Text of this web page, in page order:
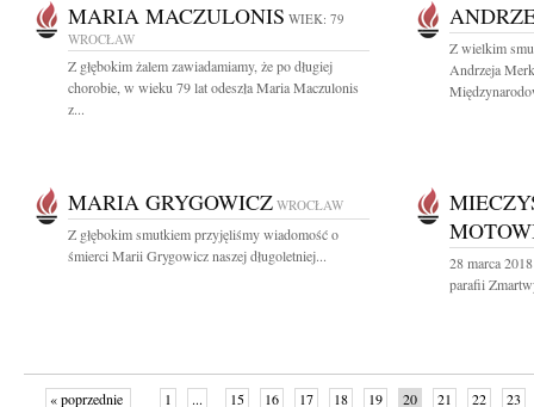
MARIA MACZULONIS WIEK: 79
WROCŁAW
Z głębokim żalem zawiadamiamy, że po długiej
chorobie, w wieku 79 lat odeszła Maria Maczulonis
z...
Z wielkim
Andrzeja
MARIA GRYGOWICZ WROCŁAW
Z głębokim smutkiem przyjęliśmy wiadomość o
śmierci Marii Grygowicz naszej długoletniej...
28 marca
parafii
« poprzednie 1 ... 15 16 17 18 19 20 21 22 23